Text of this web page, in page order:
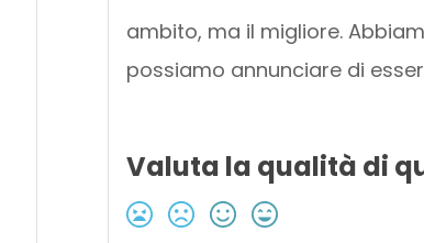
ambito, ma il migliore.
possiamo annunciare di
Valuta la qualità di